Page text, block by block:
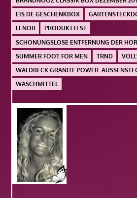
EIS.DE GESCHENKBOX
LENOR
PRODUKTTEST
SCHONUNGSLOSE ENTFERNUNG DER
SUMMER FOOT FOR MEN
TRND
WALDBECK GRANITE POWER.
WASCHMITTEL